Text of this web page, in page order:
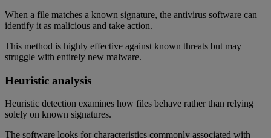
When a file matches a known signature, the antivirus software can
identify it as malicious and take action.
This method is highly effective against known threats but may
struggle with entirely new malware.
Heuristic analysis
Heuristic detection examines how files behave rather than relying
solely on known signatures.
The software looks for characteristics commonly associated with